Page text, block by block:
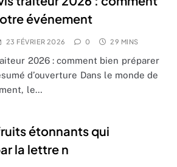
événement
23 FÉVRIER 2026 0 29 MINS
2026 : comment bien préparer
d’ouverture Dans le monde de
le…
étonnants qui
la lettre n